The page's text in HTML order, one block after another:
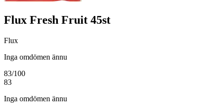
Flux Fresh Fruit 45st
Flux
Inga omdömen ännu
83/100
83
Inga omdömen ännu